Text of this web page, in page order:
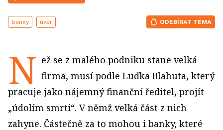
banky úvěr ODEBÍRAT TÉMA
N ež se z malého podniku stane velká
firma, musí podle Luďka Blahuta, který
pracuje jako nájemný finanční ředitel, projít
„údolím smrti“. V němž velká část z nich
zahyne. Částečně za to mohou i banky, které